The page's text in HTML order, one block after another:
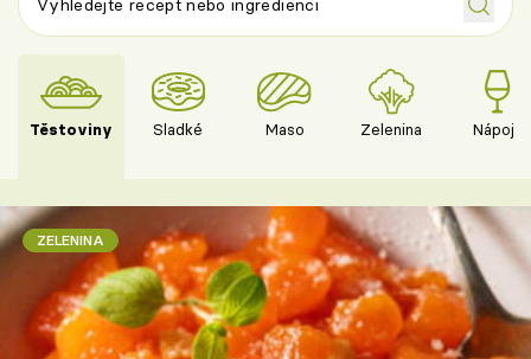
Těstoviny Sladké Maso Zelenina Nápoje
ZELENINA